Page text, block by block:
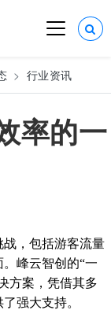
行业资讯
率的一
，包括游客流量
峰云智创的“一
方案，凭借其多
强大支持。